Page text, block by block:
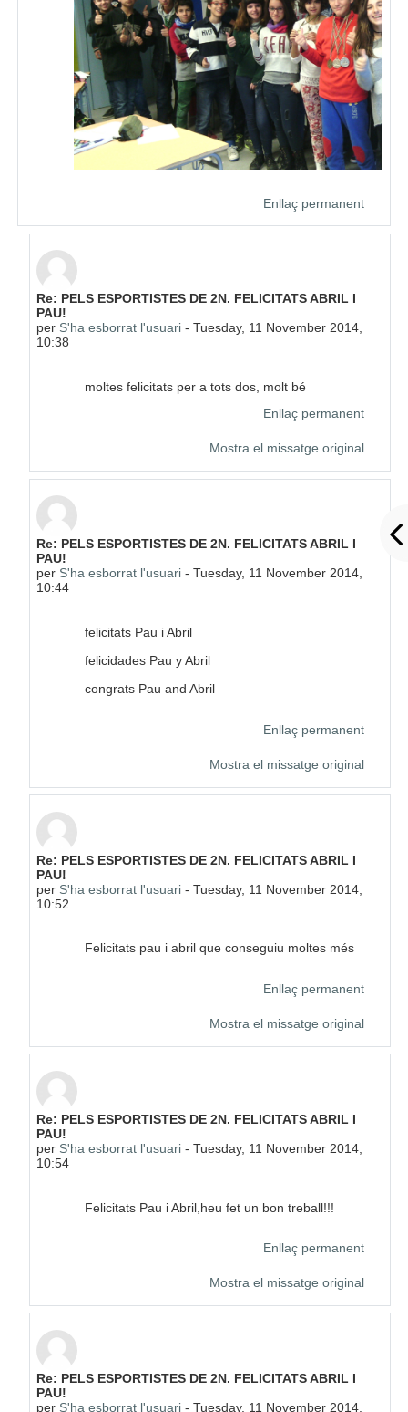
Enllaç permanent
En resposta a S'ha esborrat l'usuari
Re: PELS ESPORTISTES DE 2N. FELICITATS ABRIL I
PAU!
per S'ha esborrat l'usuari -Tuesday, 11 November 2014,
10:38
moltes felicitats per a tots dos, molt bé
Enllaç permanent
Mostra el missatge original
En resposta a S'ha esborrat l'usuari
Re: PELS ESPORTISTES DE 2N. FELICITATS ABRIL I
PAU!
per S'ha esborrat l'usuari -Tuesday, 11 November 2014,
10:44
felicitats Pau i Abril
felicidades Pau y Abril
congrats Pau and Abril
Enllaç permanent
Mostra el missatge original
En resposta a S'ha esborrat l'usuari
Re: PELS ESPORTISTES DE 2N. FELICITATS ABRIL I
PAU!
per S'ha esborrat l'usuari -Tuesday, 11 November 2014,
10:52
Felicitats pau i abril que conseguiu moltes més
Enllaç permanent
Mostra el missatge original
En resposta a S'ha esborrat l'usuari
Re: PELS ESPORTISTES DE 2N. FELICITATS ABRIL I
PAU!
per S'ha esborrat l'usuari -Tuesday, 11 November 2014,
10:54
Felicitats Pau i Abril,heu fet un bon treball!!!
Enllaç permanent
Mostra el missatge original
En resposta a S'ha esborrat l'usuari
Re: PELS ESPORTISTES DE 2N. FELICITATS ABRIL I
PAU!
per S'ha esborrat l'usuari -Tuesday, 11 November 2014,